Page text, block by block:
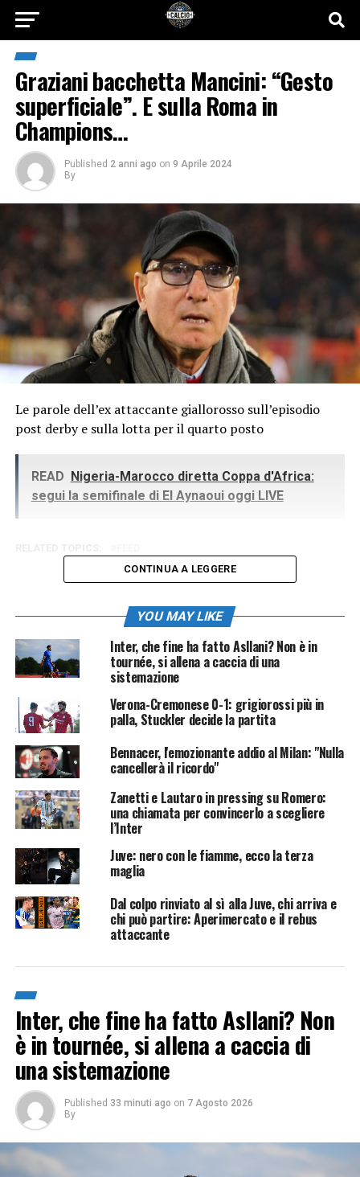
Graziani bacchetta Mancini: “Gesto
superficiale”. E sulla Roma in
Champions…
Published 2 anni ago on 9 Aprile 2024
By
Le parole dell’ex attaccante giallorosso sull’episodio
post derby e sulla lotta per il quarto posto
READ Nigeria-Marocco diretta Coppa d'Africa:
segui la semifinale di El Aynaoui oggi LIVE
CONTINUA A LEGGERE
YOU MAY LIKE
Inter, che fine ha fatto Asllani? Non è in
tournée, si allena a caccia di una
sistemazione
Verona-Cremonese 0-1: grigiorossi più in
palla, Stuckler decide la partita
Bennacer, l'emozionante addio al Milan: "Nulla
cancellerà il ricordo"
Zanetti e Lautaro in pressing su Romero:
una chiamata per convincerlo a scegliere
l’Inter
Juve: nero con le fiamme, ecco la terza
maglia
Dal colpo rinviato al sì alla Juve, chi arriva e
chi può partire: Aperimercato e il rebus
attaccante
Inter, che fine ha fatto Asllani? Non
è in tournée, si allena a caccia di
una sistemazione
Published 33 minuti ago on 7 Agosto 2026
By